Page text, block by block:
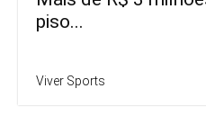
piso...
Viver Sports